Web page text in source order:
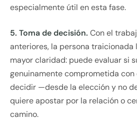
especialmente útil en esta fase.
5. Toma de decisión. Con el
anteriores, la persona traicionada
mayor claridad: puede evaluar si
genuinamente comprometida
decidir —desde la elección y no
quiere apostar por la relación o
camino.